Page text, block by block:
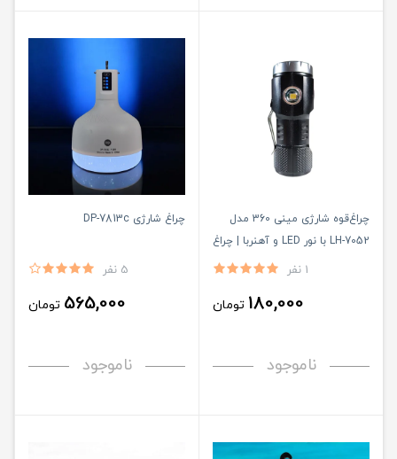
چراغ‌قوه شارژی مینی 360 مدل
LH-7052 با نور LED و آهنربا | چراغ
قوه چندحالته شارژی
1 نفر
180,000 تومان
ناموجود
چراغ شارژی DP-7813c
5 نفر
565,000 تومان
ناموجود